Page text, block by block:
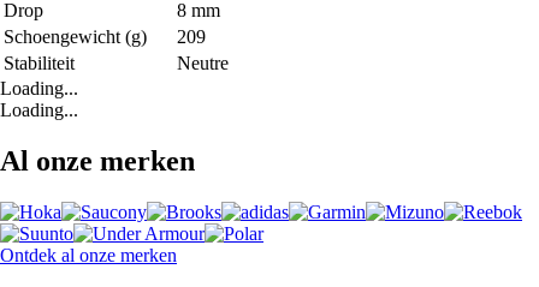
Drop
8 mm
Schoengewicht (g)
209
Stabiliteit
Neutre
Loading...
Loading...
Al onze merken
Ontdek al onze merken